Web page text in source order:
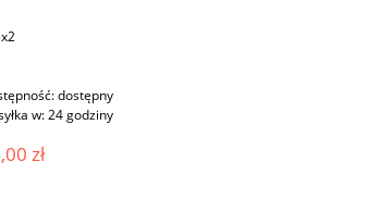
dostępny
w:24 godziny
zł